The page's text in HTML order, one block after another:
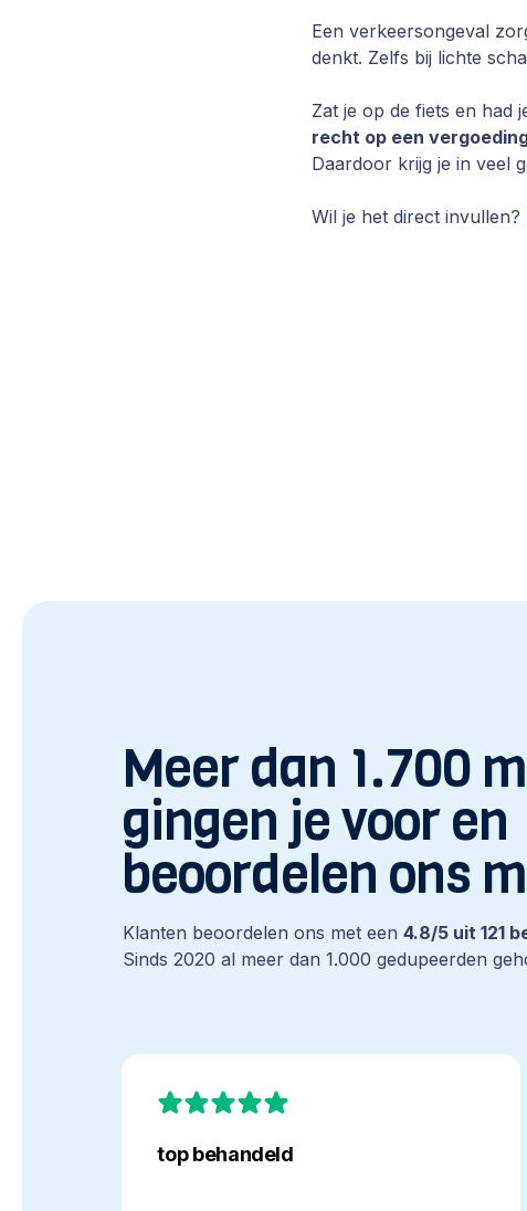
Een verkeersongeval
denkt. Zelfs bij lichte
Zat je op de fiets en had
recht op een
Daardoor krijg je in veel
Wil je het direct invullen?
Meer dan 1.700
gingen je voor en
beoordelen ons
Klanten beoordelen ons met een 4.8/5 uit 121
Sinds 2020 al meer dan 1.000 gedupeerden
top
behandeld
top behandeld